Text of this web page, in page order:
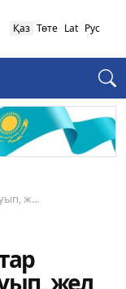
Қаз Төте Lat Рус
ж...